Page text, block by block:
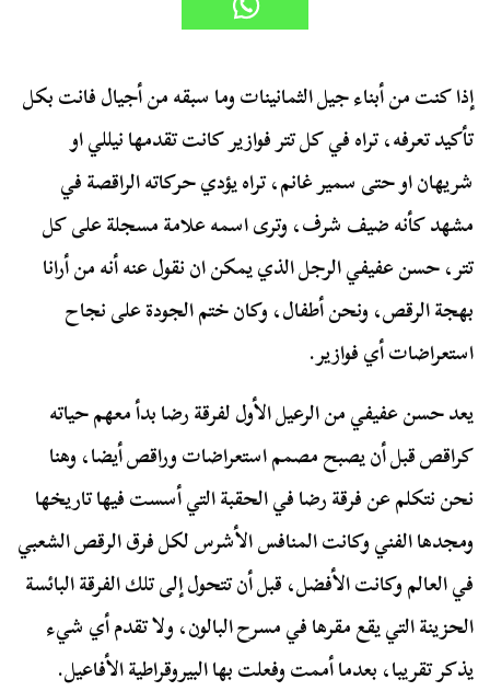
إذا كنت من أبناء جيل الثمانينات وما سبقه من أجيال فانت بكل
تأكيد تعرفه، تراه في كل تتر فوازير كانت تقدمها نيللي او
شريهان او حتى سمير غانم، تراه يؤدي حركاته الراقصة في
مشهد كأنه ضيف شرف، وترى اسمه علامة مسجلة على كل
تتر، حسن عفيفي الرجل الذي يمكن ان نقول عنه أنه من أرانا
بهجة الرقص، ونحن أطفال، وكان ختم الجودة على نجاح
استعراضات أي فوازير.
يعد حسن عفيفي من الرعيل الأول لفرقة رضا بدأ معهم حياته
كراقص قبل أن يصبح مصمم استعراضات وراقص أيضا، وهنا
نحن نتكلم عن فرقة رضا في الحقبة التي أسست فيها تاريخها
ومجدها الفني وكانت المنافس الأشرس لكل فرق الرقص الشعبي
في العالم وكانت الأفضل، قبل أن تتحول إلى تلك الفرقة البائسة
الحزينة التي يقع مقرها في مسرح البالون، ولا تقدم أي شيء
يذكر تقريبا، بعدما أممت وفعلت بها البيروقراطية الأفاعيل.